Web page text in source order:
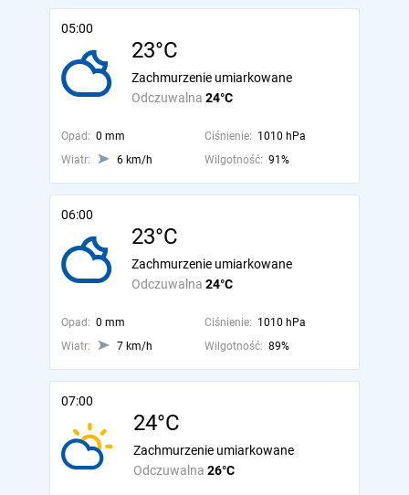
05:00
23°C
Odczuwalna 24°C
Zachmurzenie umiarkowane
Opad: 0 mm Ciśnienie: 1010 hPa
Wiatr:
6 km/h Wilgotność: 91%
06:00
23°C
Odczuwalna 24°C
Zachmurzenie umiarkowane
Opad: 0 mm Ciśnienie: 1010 hPa
Wiatr:
7 km/h Wilgotność: 89%
07:00
24°C
Odczuwalna 26°C
Zachmurzenie umiarkowane